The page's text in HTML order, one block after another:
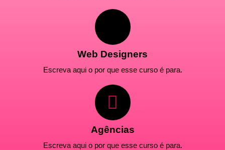
Web Designers
Escreva aqui o por que esse curso é para.
Agências
Escreva aqui o por que esse curso é para.